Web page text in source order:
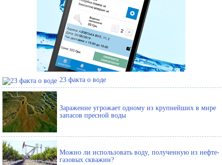
23 факта о воде
Заражение угрожает одному из крупнейших в мире
запасов пресной воды
Можно ли использовать воду, полученную из нефте-
газовых скважин?